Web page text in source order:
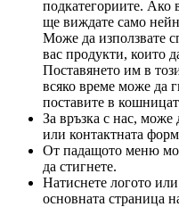
подкатегориите. Ако
ще виждате само
Може да използвате
вас продукти, които
Поставянето им в
всяко време може да
поставите в
За връзка с нас, може
или контактната
От падащото меню
да стигнете.
Натиснете логото
основната страница